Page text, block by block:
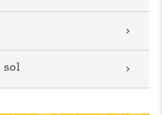
sol